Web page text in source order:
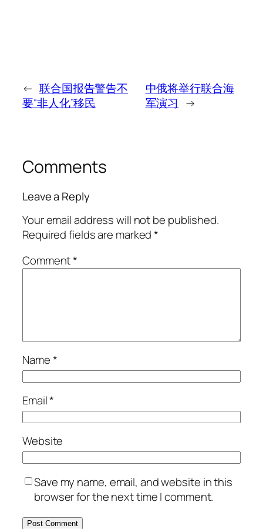
← 联合国报告警告不
要“非人化”移民
中俄将举行联合海
军演习
→
Comments
Leave a Reply
Your email address will not be published.
Required fields are marked*
Comment*
Name*
Email*
Website
Save my name, email, and website in this
browser for the next time I comment.